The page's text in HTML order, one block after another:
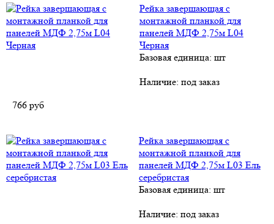
Рейка завершающая с
монтажной планкой для
панелей МДФ 2,75м L04
Черная
Базовая единица: шт
Наличие: под заказ
766 руб
Рейка завершающая с
монтажной планкой для
панелей МДФ 2,75м L03 Ель
серебристая
Базовая единица: шт
Наличие: под заказ